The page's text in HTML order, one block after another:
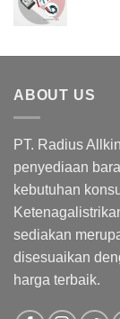
ABOUT US
PT. Radius
penyediaan
kebutuhan
sediakan
disesuaikan
harga terbaik.